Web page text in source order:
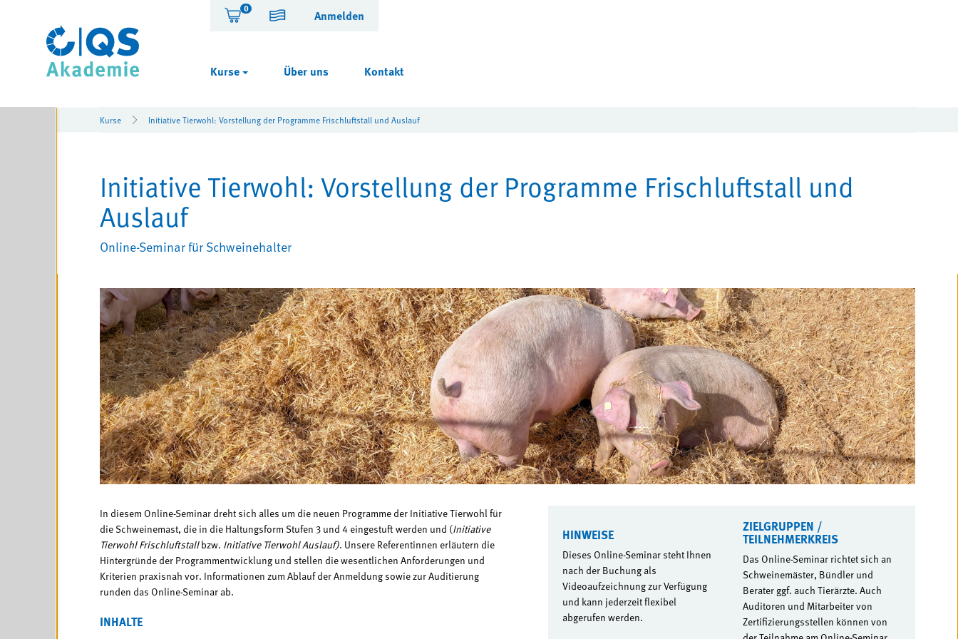
0 Anmelden
Kurse Über uns Kontakt
Kurse Initiative Tierwohl: Vorstellung der Programme Frischluftstall und Auslauf
Initiative Tierwohl: Vorstellung der Programme Frischluftstall und
Auslauf
Online-Seminar für Schweinehalter
In diesem Online-Seminar dreht sich alles um die neuen Programme der Initiative Tierwohl für
die Schweinemast, die in die Haltungsform Stufen 3 und 4 eingestuft werden und (Initiative
TierwohlFrischluftstallbzw. Initiative TierwohlAuslauf). Unsere Referentinnen erläutern die
Hintergründe der Programmentwicklung und stellen die wesentlichen Anforderungen und
Kriterien praxisnah vor. Informationen zum Ablauf der Anmeldung sowie zur Auditierung
runden das Online-Seminar ab.
INHALTE
HINWEISE
Dieses Online-Seminar steht Ihnen
nach der Buchung als
Videoaufzeichnung zur Verfügung
und kann jederzeit flexibel
abgerufen werden.
ZIELGRUPPEN /
TEILNEHMERKREIS
Das Online-Seminar richtet sich an
Schweinemäster, Bündler und
Berater ggf. auch Tierärzte. Auch
Auditoren und Mitarbeiter von
Zertifizierungsstellen können von